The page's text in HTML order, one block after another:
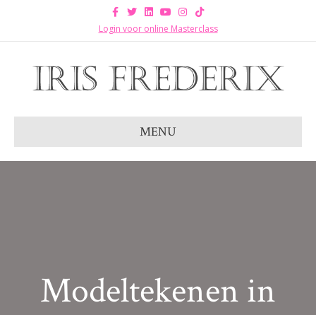
Facebook
TwitterLinkedinYoutubeInstagram
Tiktok
Login voor online Masterclass
MENU
Modeltekenen in